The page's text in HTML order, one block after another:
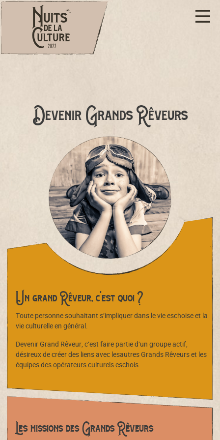
Devenir Grands Rêveurs
Un grand Rêveur, c’est quoi ?
Toute personne souhaitant s’impliquer dans le vie eschoise et la
vie culturelle en général.
Devenir Grand Rêveur, c’est faire partie d’un groupe actif,
désireux de créer des liens avec lesautres Grands Rêveurs et les
équipes des opérateurs culturels eschois.
Les missions des Grands Rêveurs